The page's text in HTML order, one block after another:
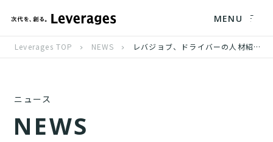
MENU
Leverages TOP NEWS レバジョブ、ドライバーの人材紹介サービスを関西エリアで開始
ニュース
NEWS